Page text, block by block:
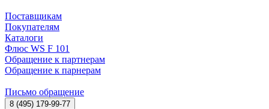
Поставщикам
Покупателям
Каталоги
Флюс WS F 101
Обращение к партнерам
Обращение к парнерам
Письмо обращение
8 (495) 179-99-77